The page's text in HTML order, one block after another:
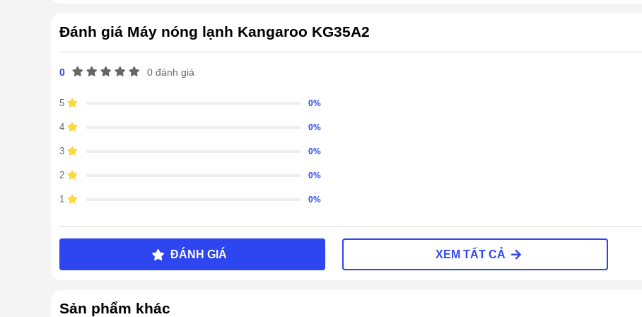
Đánh giá Máy nóng lạnh Kangaroo KG35A2
0 0 đánh giá
5 0%
4 0%
3 0%
2 0%
1 0%
ĐÁNH GIÁ XEM TẤT CẢ
Sản phẩm khác